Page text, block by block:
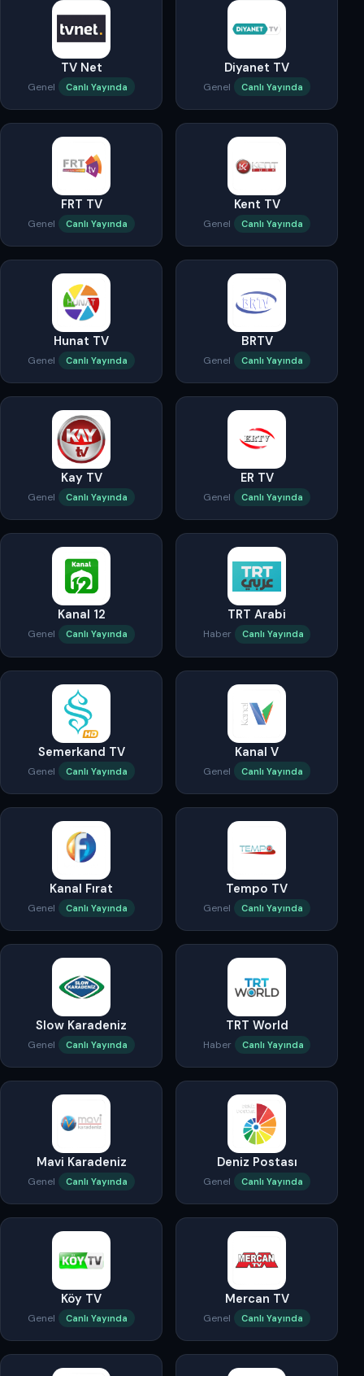
TV Net
Genel Canlı Yayında
Diyanet TV
Genel Canlı Yayında
FRT TV
Genel Canlı Yayında
Kent TV
Genel Canlı Yayında
Hunat TV
Genel Canlı Yayında
BRTV
Genel Canlı Yayında
Kay TV
Genel Canlı Yayında
ER TV
Genel Canlı Yayında
Kanal 12
Genel Canlı Yayında
TRT Arabi
Haber Canlı Yayında
Semerkand TV
Genel Canlı Yayında
Kanal V
Genel Canlı Yayında
Kanal Fırat
Genel Canlı Yayında
Tempo TV
Genel Canlı Yayında
Slow Karadeniz
Genel Canlı Yayında
TRT World
Haber Canlı Yayında
Mavi Karadeniz
Genel Canlı Yayında
Deniz Postası
Genel Canlı Yayında
Köy TV
Genel Canlı Yayında
Mercan TV
Genel Canlı Yayında